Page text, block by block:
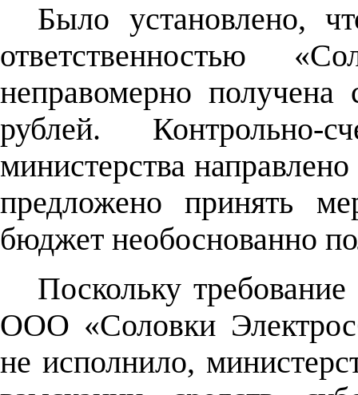
Было установлено,
ответственностью
неправомерно
рублей.
министерства
предложено принять
бюджет необоснованно
Поскольку
ООО «Соловки
не исполнило,